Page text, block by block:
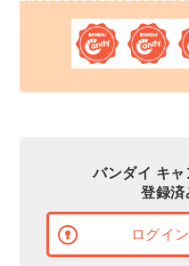
バンダイ キ
登録済
ログイ